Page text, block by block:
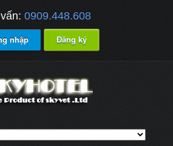
0909.448.608
nhập Đăng ký